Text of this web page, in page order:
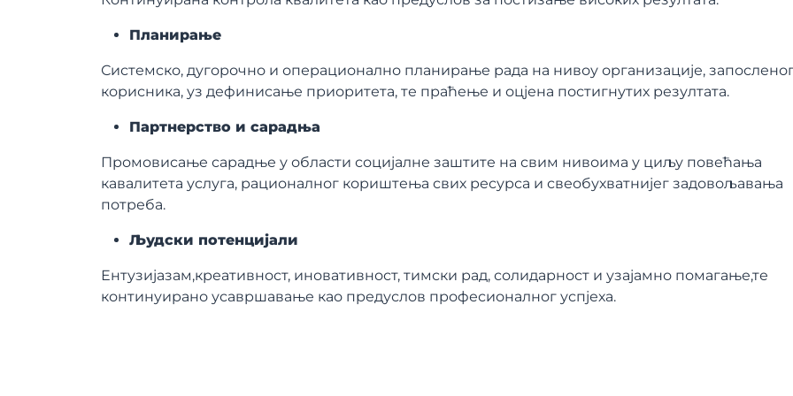
Планирање
Системско, дугорочно и операционално планирање рада на нивоу организације,
корисника, уз дефинисање приоритета, те праћење и оцјена постигнутих резултата.
Партнерство и сарадња
Промовисање сарадње у области социјалне заштите на свим нивоима у циљу повећања
кавалитета услуга, рационалног кориштења свих ресурса и свеобухватнијег задовољавања
потреба.
Људски потенцијали
Ентузијазам,креативност, иновативност, тимски рад, солидарност и узајамно помагање,те
континуирано усавршавање као предуслов професионалног успјеха.